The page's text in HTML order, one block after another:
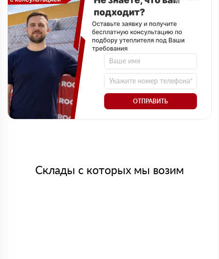
ОТПРАВИТЬ
Склады с которых мы возим